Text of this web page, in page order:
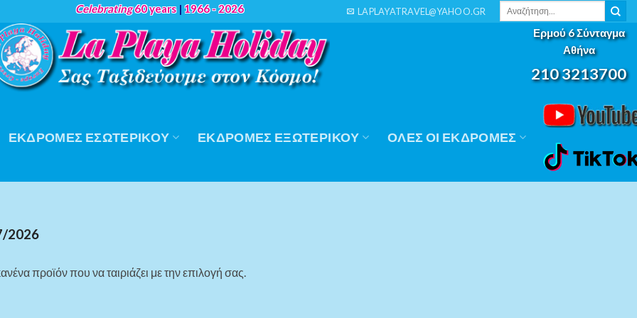
Celebrating60 years | 1966 - 2026 LAPLAYATRAVEL@YAHOO.GR
Αναζήτηση
Ερμού 6 Σύνταγμα
Αθήνα
210 3213700
ΕΚΔΡΟΜΈΣ ΕΣΩΤΕΡΙΚΟΎ ΕΚΔΡΟΜΈΣ ΕΞΩΤΕΡΙΚΟΎ ΟΛΕΣ ΟΙ ΕΚΔΡΟΜΕΣ
2026
προϊόν που να ταιριάζει με την επιλογή σας.